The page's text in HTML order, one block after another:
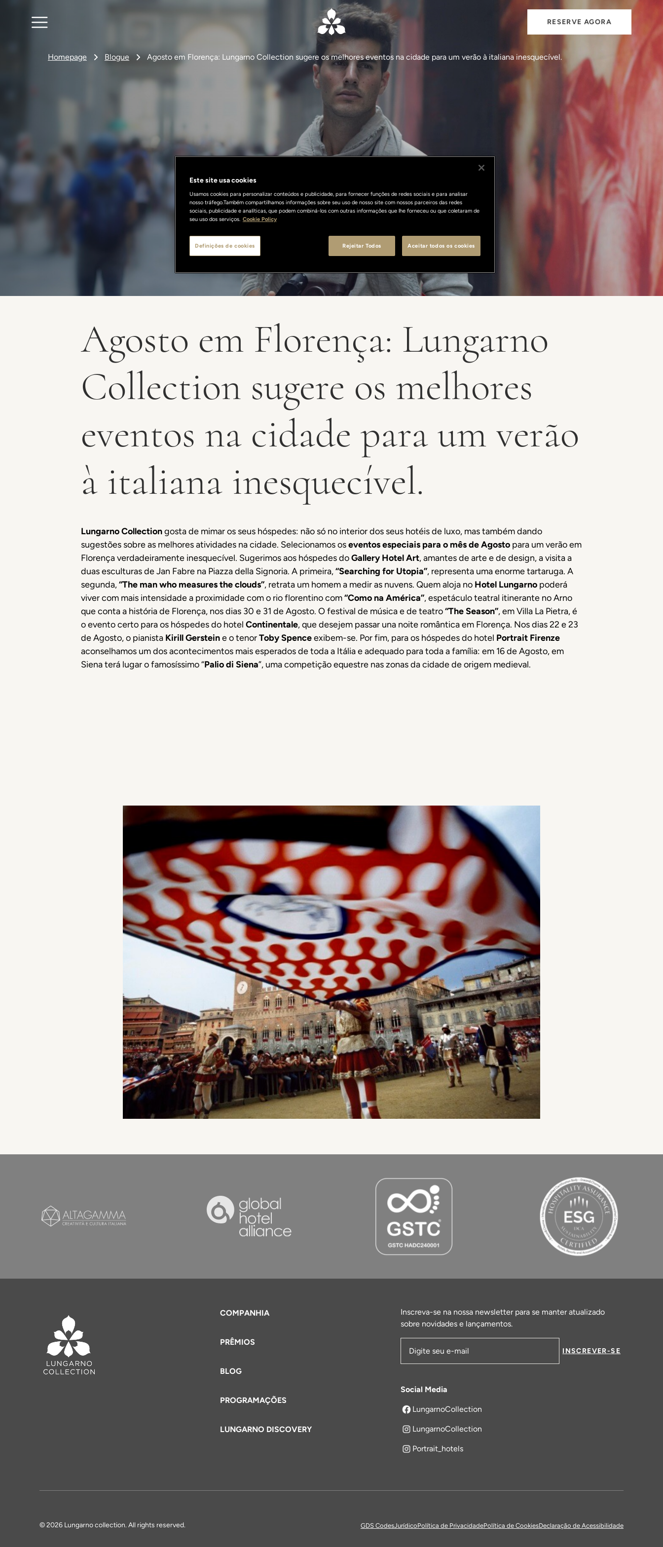
RESERVE AGORA
Homepage Blogue Agosto em Florença: Lungarno Collection sugere os melhores eventos na cidade para um verão à italiana inesquecível.
Agosto em Florença: Lungarno
Collection sugere os melhores
eventos na cidade para um verão
à italiana inesquecível.
Lungarno Collectiongosta de mimar os seus hóspedes: não só no interior dos seus hotéis de luxo, mas também dando
sugestões sobre as melhores atividades na cidade. Selecionamos oseventos especiais para o mês de Agosto para um verão em
Florença verdadeiramente inesquecível. Sugerimos aos hóspedes doGallery Hotel Art, amantes de arte e de design, a visita a
duas esculturas de Jan Fabre na Piazza della Signoria. A primeira,“Searching for Utopia”, representa uma enorme tartaruga. A
segunda,“The man who measures the clouds”, retrata um homem a medir as nuvens. Quem aloja no Hotel Lungarno poderá
viver com mais intensidade a proximidade com o rio florentino com“Como na América”, espetáculo teatral itinerante no Arno
que conta a história de Florença, nos dias 30 e 31 de Agosto. O festival de música e de teatro“The Season”, em Villa La Pietra, é
o evento certo para os hóspedes do hotel Continentale, que desejem passar una noite romântica em Florença. Nos dias 22 e 23
de Agosto, o pianista Kirill Gersteine o tenorToby Spenceexibem-se. Por fim, para os hóspedes do hotel Portrait Firenze
aconselhamos um dos acontecimentos mais esperados de toda a Itália e adequado para toda a família: em 16 de Agosto, em
Siena terá lugar o famosíssimo “Palio di Siena”, uma competição equestre nas zonas da cidade de origem medieval.
COMPANHIA
PRÊMIOS
BLOG
PROGRAMAÇÕES
LUNGARNO DISCOVERY
Inscreva-se na nossa newsletter para se manter atualizado
sobre novidades e lançamentos.
Endereço de email
INSCREVER-SE
Social Media
LungarnoCollection
abre em uma nova aba
LungarnoCollection
Portrait_hotels
© 2026 Lungarno collection. All rights reserved. GDS CodesJurídicoPolítica de PrivacidadePolítica de CookiesDeclaração de Acessibilidade
Este site usa cookies
Usamos cookies para personalizar conteúdos e publicidade, para fornecer funções de redes sociais e para analisar
nosso tráfego.Também compartilhamos informações sobre seu uso de nosso site com nossos parceiros das redes
sociais, publicidade e analíticas, que podem combiná-los com outras informações que lhe forneceu ou que coletaram de
seu uso dos serviços. Cookie Policy
Rejeitar Todos Aceitar todos os cookies
Definições de cookies